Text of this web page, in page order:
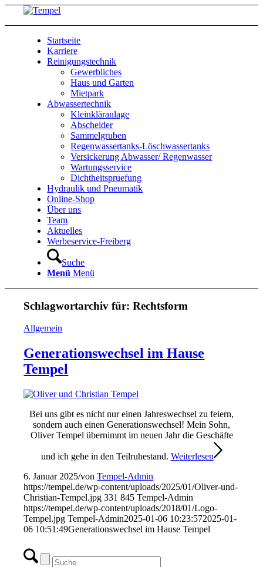
Startseite
Karriere
Reinigungstechnik
Gewerbliches
Haus und Garten
Mietpark
Abwassertechnik
Kleinkläranlage
Abscheider
Sammelgruben
Regenwassertanks-Löschwassertanks
Versickerung Abwasser/ Regenwasser
Wartungsservice
Dichtheitspruefung
Hydraulik und Pneumatik
Online-Shop
Über uns
Team
Aktuelles
Werbeservice-Freiberg
Suche
Menü Menü
Schlagwortarchiv für:Rechtsform
Allgemein
Generationswechsel im Hause
Tempel
Bei uns gibt es nicht nur einen Jahreswechsel zu feiern,
sondern auch einen Generationswechsel! Mein Sohn,
Oliver Tempel übernimmt im neuen Jahr die Geschäfte
und ich gehe in den Teilruhestand. Weiterlesen
6. Januar 2025/vonTempel-Admin
https://tempel.de/wp-content/uploads/2025/01/Oliver-und-
Christian-Tempel.jpg 331 845 Tempel-Admin
https://tempel.de/wp-content/uploads/2018/01/Logo-
Tempel.jpg Tempel-Admin2025-01-06 10:23:572025-01-
06 10:51:49Generationswechsel im Hause Tempel